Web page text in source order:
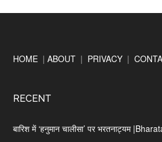
Footer
HOME |ABOUT | PRIVACY |
RECENT
बारिश में ‘हनुमान चालीसा’ पर भरतनाट्यम